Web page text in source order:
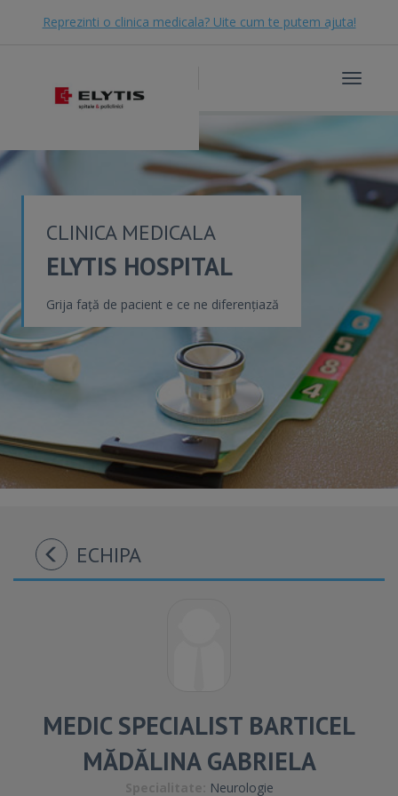
Reprezinti o clinica medicala? Uite cum te putem ajuta!
Toggle
CLINICA MEDICALA
ELYTIS HOSPITAL
Grija față de pacient e ce ne diferențiază
ECHIPA
MEDIC SPECIALIST BARTICEL
MĂDĂLINA GABRIELA
Neurologie